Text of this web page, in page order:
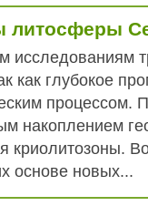
литосферы
исследованиям
как глубокое
процессом.
накоплением
криолитозоны.
основе новых...